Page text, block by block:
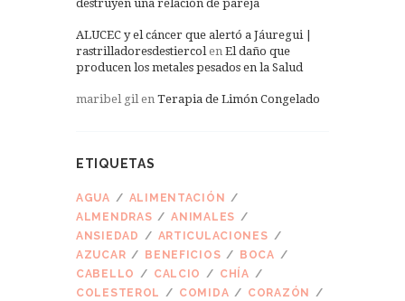
destruyen una relación de pareja
ALUCEC y el cáncer que alertó a Jáuregui |
rastrilladoresdestiercolen El daño que
producen los metales pesados en la Salud
maribel gil en Terapia de Limón Congelado
ETIQUETAS
AGUA
ALIMENTACIÓN
ALMENDRAS
ANIMALES
ANSIEDAD
ARTICULACIONES
AZUCAR
BENEFICIOS
BOCA
CABELLO
CALCIO
CHÍA
COLESTEROL
COMIDA
CORAZÓN